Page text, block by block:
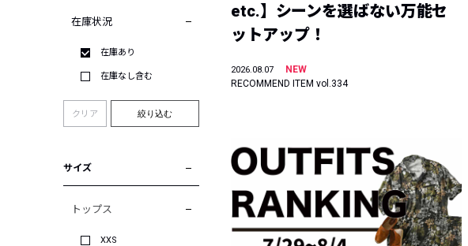
在庫状況
在庫あり
在庫なし含む
クリア 絞り込む
サイズ
トップス
XXS
etc.】シーンを選ばない万能セ
ットアップ！
2026.08.07
NEW
RECOMMEND ITEM vol.334